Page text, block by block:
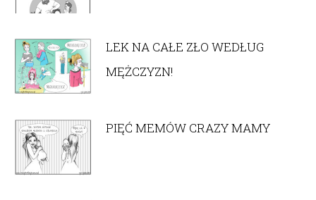
LEK NA CAŁE ZŁO WEDŁUG
MĘŻCZYZN!
PIĘĆ MEMÓW CRAZY MAMY